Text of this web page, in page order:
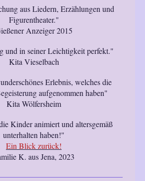
aus Liedern, Erzählungen und
Figurentheater."
Anzeiger 2015
und in seiner Leichtigkeit perfekt."
Kita Vieselbach
Erlebnis, welches die
aufgenommen haben"
Kita Wölfersheim
Kinder animiert und altersgemäß
unterhalten haben!"
Ein Blick zurück!
K. aus Jena, 2023